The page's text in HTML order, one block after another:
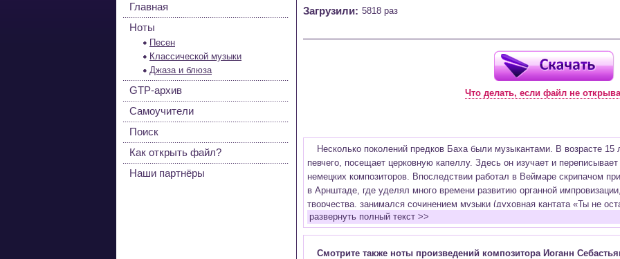
Загрузили: 5818 раз
Что делать, если файл не
Несколько поколений предков Баха были музыкантами. В возрасте 15
певчего, посещает церковную капеллу. Здесь он изучает и
немецких композиторов. Впоследствии работал в Веймаре скрипачом
в Арнштаде, где уделял много времени развитию органной
творчества, занимался сочинением музыки (духовная кантата «Ты не
«Каприччио на отъезд возлюбленного брата» и другие сочинения),
развернуть полный текст >>
Смотрите также ноты произведений композитора Иоганн
Главная
Ноты
Песен
Классической музыки
Джаза и блюза
GTP-архив
Самоучители
Поиск
Как открыть файл?
Наши партнёры